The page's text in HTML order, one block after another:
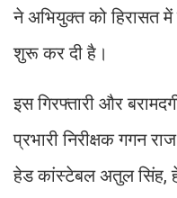
ने अभियुक्त को हिरासत
शुरू कर दी है।
इस गिरफ्तारी और
प्रभारी निरीक्षक गगन
हेड कांस्टेबल अतुल सिंह,